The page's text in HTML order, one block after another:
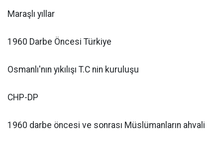
Maraşlı yıllar
1960 Darbe Öncesi Türkiye
Osmanlı'nın yıkılışı T.C nin kuruluşu
CHP-DP
1960 darbe öncesi ve sonrası Müslümanların ahvali